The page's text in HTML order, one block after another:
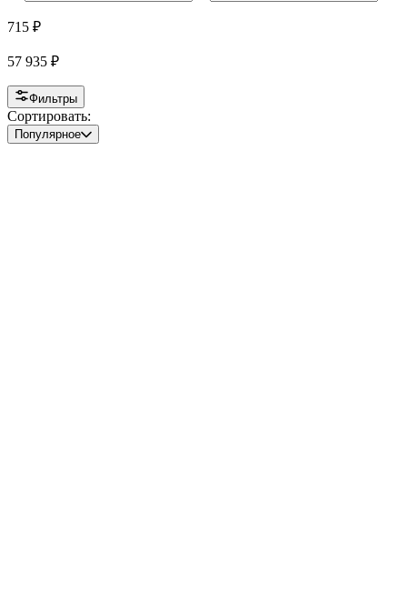
715 ₽
57 935 ₽
Фильтры
Сортировать:
Популярное